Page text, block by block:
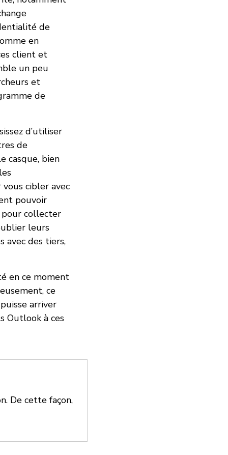
de
en
client et
un peu
et
de
d’utiliser
de
casque, bien
cibler avec
pouvoir
pour collecter
leurs
avec des tiers,
en ce moment
ce
arriver
Outlook à ces
De cette façon,